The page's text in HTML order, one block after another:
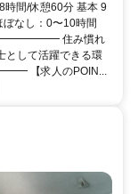
時間/休憩60分 基本 9
なし：0〜10時間
住み慣れ
として活躍できる環
求人のPOIN...